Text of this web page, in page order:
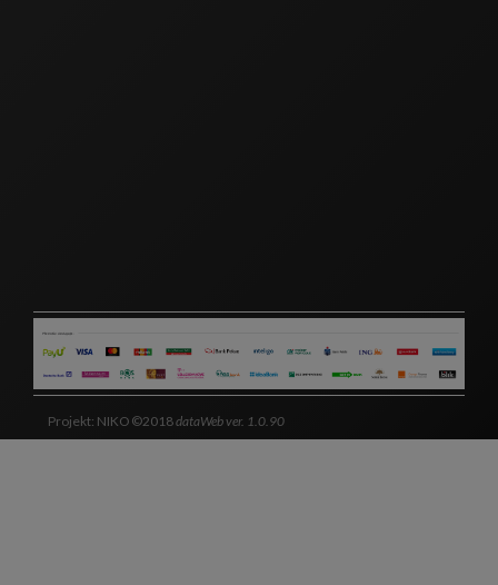
Projekt: NIKO ©2018dataWeb ver. 1.0.90